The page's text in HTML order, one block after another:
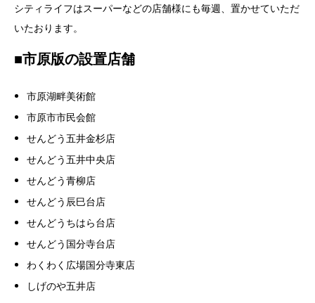
シティライフはスーパーなどの店舗様にも毎週、置かせていただ
いたおります。
■市原版の設置店舗
市原湖畔美術館
市原市市民会館
せんどう五井金杉店
せんどう五井中央店
せんどう青柳店
せんどう辰巳台店
せんどうちはら台店
せんどう国分寺台店
わくわく広場国分寺東店
しげのや五井店